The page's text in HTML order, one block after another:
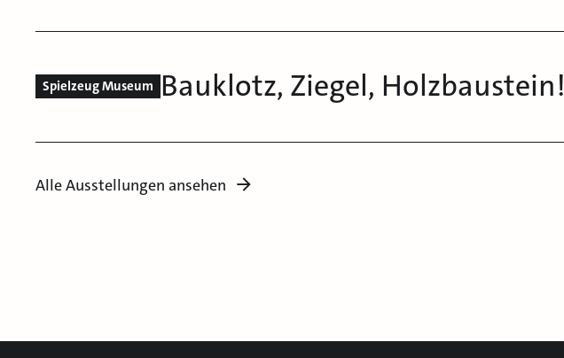
Spielzeug Museum Bauklotz, Ziegel, Holzbaustein!
Alle Ausstellungen ansehen